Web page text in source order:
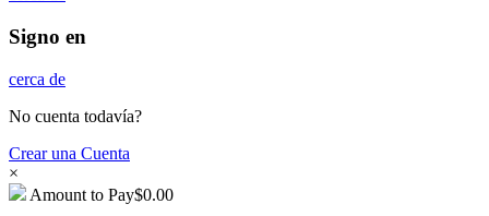
Signo en
cerca de
No cuenta todavía?
Crear una Cuenta
×
Amount to Pay$0.00